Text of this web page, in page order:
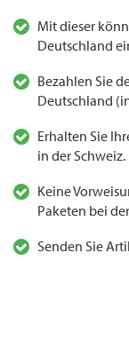
Mit dieser
Deutschland
Bezahlen Sie
Deutschland
Erhalten Sie
in der Schweiz.
Keine
Paketen bei
Senden Sie